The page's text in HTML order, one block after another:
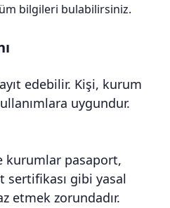
bilgileri bulabilirsiniz.
edebilir. Kişi, kurum
uygundur.
kurumlar pasaport,
sertifikası gibi yasal
etmek zorundadır.